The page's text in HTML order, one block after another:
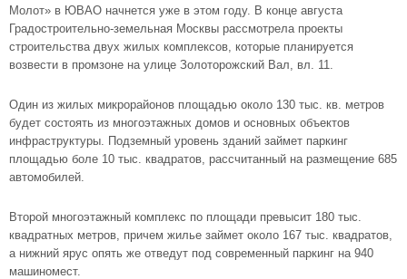
Молот» в ЮВАО начнется уже в этом году. В конце августа
Градостроительно-земельная Москвы рассмотрела проекты
строительства двух жилых комплексов, которые планируется
возвести в промзоне на улице Золоторожский Вал, вл. 11.
Один из жилых микрорайонов площадью около 130 тыс. кв. метров
будет состоять из многоэтажных домов и основных объектов
инфраструктуры. Подземный уровень зданий займет паркинг
площадью боле 10 тыс. квадратов, рассчитанный на размещение 685
автомобилей.
Второй многоэтажный комплекс по площади превысит 180 тыс.
квадратных метров, причем жилье займет около 167 тыс. квадратов,
а нижний ярус опять же отведут под современный паркинг на 940
машиномест.